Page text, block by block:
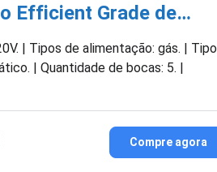
Efficient Grade de…
| Tipos de alimentação: gás. | Tipo
| Quantidade de bocas: 5. |
Compre agora